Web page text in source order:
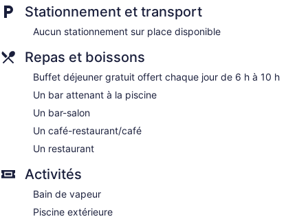
Cet hôtel à Rio de Janeiro offre gratuitement un accès à
Internet sans fil. Les commodités suivantes sont offertes : un
les jours.
Stationnement et transport
Aucun stationnement sur place disponible
Repas et boissons
Buffet déjeuner gratuit offert chaque jour de 6 h à 10 h
Un bar attenant à la piscine
Un bar-salon
Un café-restaurant/café
Un restaurant
Activités
Bain de vapeur
Piscine extérieure